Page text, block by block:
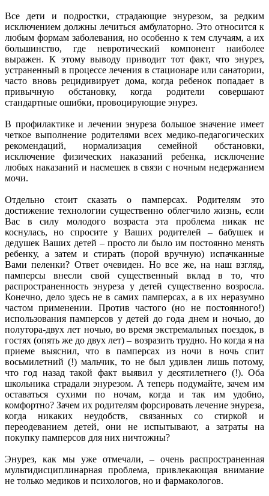
Все дети и подростки, страдающие энурезом, за редким
исключением должны лечиться амбулаторно. Это относится к
любым формам заболевания, но особенно к тем случаям, а их
большинство, где невротический компонент наиболее
выражен. К этому выводу приводит тот факт, что энурез,
устраненный в процессе лечения в стационаре или санатории,
часто вновь рецидивирует дома, когда ребенок попадает в
привычную обстановку, когда родители совершают
стандартные ошибки, провоцирующие энурез.
В профилактике и лечении энуреза большое значение имеет
четкое выполнение родителями всех медико-педагогических
рекомендаций, нормализация семейной обстановки,
исключение физических наказаний ребенка, исключение
любых наказаний и насмешек в связи с ночным недержанием
мочи.
Отдельно стоит сказать о памперсах. Родителям это
достижение технологии существенно облегчило жизнь, если
Вас в силу молодого возраста эта проблема никак не
коснулась, но спросите у Ваших родителей – бабушек и
дедушек Ваших детей – просто ли было им постоянно менять
ребенку, а затем и стирать (порой вручную) испачканные
Вами пеленки? Ответ очевиден. Но все же, на наш взгляд,
памперсы внесли свой существенный вклад в то, что
распространенность энуреза у детей существенно возросла.
Конечно, дело здесь не в самих памперсах, а в их неразумно
частом применении. Против частого (но не постоянного!)
использования памперсов у детей до года днем и ночью, до
полутора-двух лет ночью, во время экстремальных поездок, в
гостях (опять же до двух лет) – возразить трудно. Но когда я на
приеме выяснил, что в памперсах из ночи в ночь спит
восьмилетний (!) мальчик, то не был удивлен лишь потому,
что год назад такой факт выявил у десятилетнего (!). Оба
школьника страдали энурезом. А теперь подумайте, зачем им
оставаться сухими по ночам, когда и так им удобно,
комфортно? Зачем их родителям форсировать лечение энуреза,
когда никаких неудобств, связанных со стиркой и
переодеванием детей, они не испытывают, а затраты на
покупку памперсов для них ничтожны?
Энурез, как мы уже отмечали, – очень распространенная
мультидисциплинарная проблема, привлекающая внимание
не только медиков и психологов, но и фармакологов.